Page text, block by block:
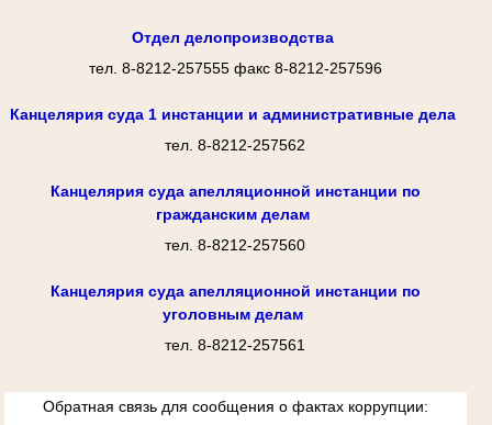
Отдел делопроизводства
тел. 8-8212-257555 факс 8-8212-257596
Канцелярия суда 1 инстанции и административные дела
тел. 8-8212-257562
Канцелярия суда апелляционной инстанции по
гражданским делам
тел. 8-8212-257560
Канцелярия суда апелляционной инстанции по
уголовным делам
тел. 8-8212-257561
Обратная связь для сообщения о фактах коррупции: